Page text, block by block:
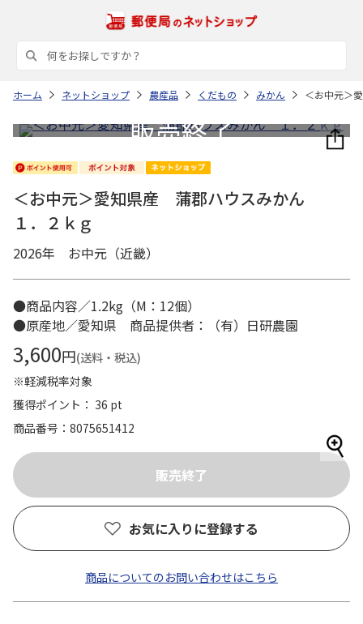
ホーム ネットショップ 農産品 くだもの みかん ＜お中元＞
＜お中元＞愛知県産 蒲郡ハウスみかん
１．２ｋｇ
2026年 お中元（近畿）
●商品内容／1.2kg（M：12個）
●原産地／愛知県 商品提供者：（有）日研農園
3,600円(送料・税込)
※軽減税率対象
獲得ポイント： 36 pt
商品番号
8075651412
お気に入りに登録する
商品についてのお問い合わせはこちら